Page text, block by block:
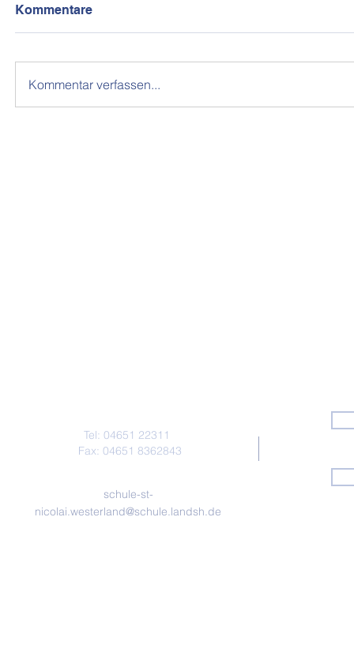
Kommentare
Kommentar verfassen...
Tel: 04651 22311
Fax: 04651 8362843
schule-st-
nicolai.westerland@schule.landsh.de